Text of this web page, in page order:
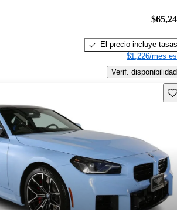
El precio incluye tasas
$1,226/mes
Verif. disponibilidad